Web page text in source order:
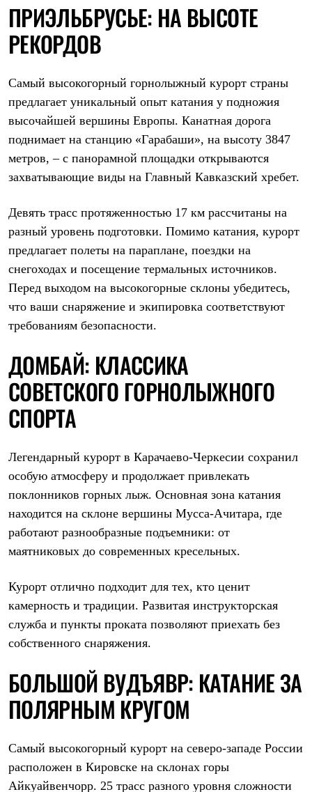
Палатки
Тенты
Аксессуары для палаток
Рюкзаки
Легкоходные
Городские
Аксессуары для рюкзаков
Спальные мешки
Комбинированные
С синтетическим утеплителем
Баулы
Кошельки
Гермомешки
Полезные аксессуары
Книги
Еда
Коврики
Обувь
Женская обувь
Ботинки
Мужская обувь
Ботинки
Кроссовки
Сапоги
Гамаши и бахилы
Бахилы
Тапочки и чуни
Тапочки
Чуни
Аксессуары
Головные уборы
Шапки
Балаклавы и маски
Повязки
Панамы
Перчатки и рукавицы
Перчатки
Полезные аксессуары
Брелки
Ремни
Шевроны
Термоковрики
В Арктику
Коллекции
ПРИЭЛЬБРУСЬЕ: НА ВЫСОТЕ
РЕКОРДОВ
Самый высокогорный горнолыжный курорт страны
предлагает уникальный опыт катания у подножия
высочайшей вершины Европы. Канатная дорога
поднимает на станцию «Гарабаши», на высоту 3847
метров, – с панорамной площадки открываются
захватывающие виды на Главный Кавказский хребет.
Девять трасс протяженностью 17 км рассчитаны на
разный уровень подготовки. Помимо катания, курорт
предлагает полеты на параплане, поездки на
снегоходах и посещение термальных источников.
Перед выходом на высокогорные склоны убедитесь,
что ваши снаряжение и экипировка соответствуют
требованиям безопасности.
ДОМБАЙ: КЛАССИКА
СОВЕТСКОГО ГОРНОЛЫЖНОГО
СПОРТА
Легендарный курорт в Карачаево-Черкесии сохранил
особую атмосферу и продолжает привлекать
поклонников горных лыж. Основная зона катания
находится на склоне вершины Мусса-Ачитара, где
работают разнообразные подъемники: от
маятниковых до современных кресельных.
Курорт отлично подходит для тех, кто ценит
камерность и традиции. Развитая инструкторская
служба и пункты проката позволяют приехать без
собственного снаряжения.
БОЛЬШОЙ ВУДЪЯВР: КАТАНИЕ ЗА
ПОЛЯРНЫМ КРУГОМ
Самый высокогорный курорт на северо-западе России
расположен в Кировске на склонах горы
Айкуайвенчорр. 25 трасс разного уровня сложности